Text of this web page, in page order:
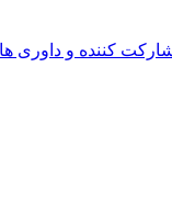
کننده و داوری های